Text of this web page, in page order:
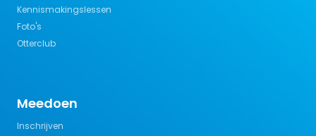
Kennismakingslessen
Foto's
Otterclub
Meedoen
Inschrijven